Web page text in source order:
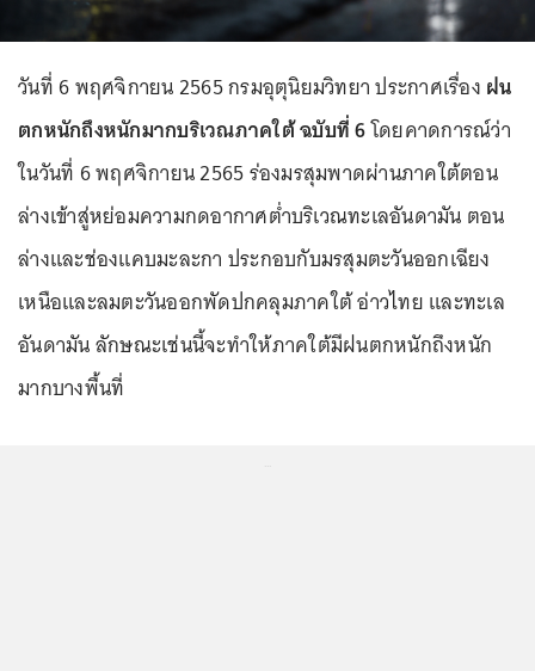
วันที่ 6 พฤศจิกายน 2565 กรมอุตุนิยมวิทยา ประกาศเรื่อง ฝน
ตกหนักถึงหนักมากบริเวณภาคใต้ ฉบับที่ 6โดยคาดการณ์ว่า
ในวันที่ 6 พฤศจิกายน 2565 ร่องมรสุมพาดผ่านภาคใต้ตอน
ล่างเข้าสู่หย่อมความกดอากาศต่ำบริเวณทะเลอันดามัน ตอน
ล่างและช่องแคบมะละกา ประกอบกับมรสุมตะวันออกเฉียง
เหนือและลมตะวันออกพัดปกคลุมภาคใต้ อ่าวไทย และทะเล
อันดามัน ลักษณะเช่นนี้จะทําให้ภาคใต้มีฝนตกหนักถึงหนัก
มากบางพื้นที่